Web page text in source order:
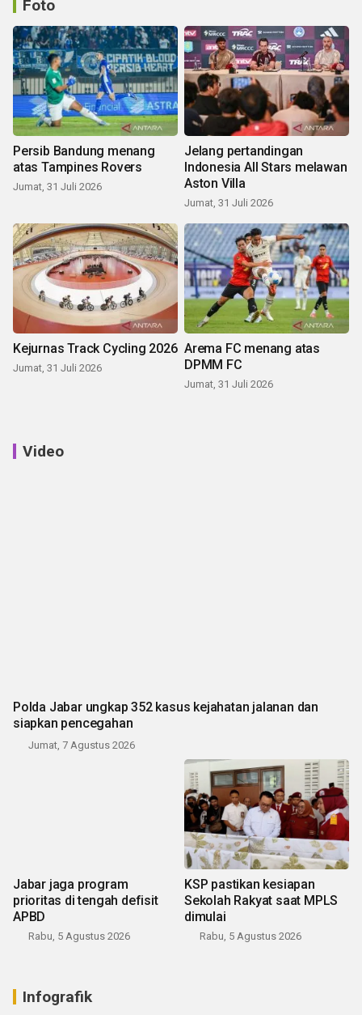
Foto
Persib Bandung menang
atas Tampines Rovers
Jumat, 31 Juli 2026
Jelang pertandingan
Indonesia All Stars melawan
Aston Villa
Jumat, 31 Juli 2026
Kejurnas Track Cycling 2026
Jumat, 31 Juli 2026
Arema FC menang atas
DPMM FC
Jumat, 31 Juli 2026
Video
Polda Jabar ungkap 352 kasus kejahatan jalanan dan
siapkan pencegahan
Jumat, 7 Agustus 2026
Jabar jaga program
prioritas di tengah defisit
APBD
Rabu, 5 Agustus 2026
KSP pastikan kesiapan
Sekolah Rakyat saat MPLS
dimulai
Rabu, 5 Agustus 2026
Infografik